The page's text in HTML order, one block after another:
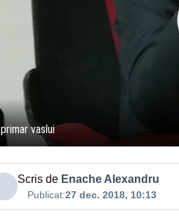
primar vaslui
Scris de Enache Alexandru
Publicat:27 dec. 2018, 10:13